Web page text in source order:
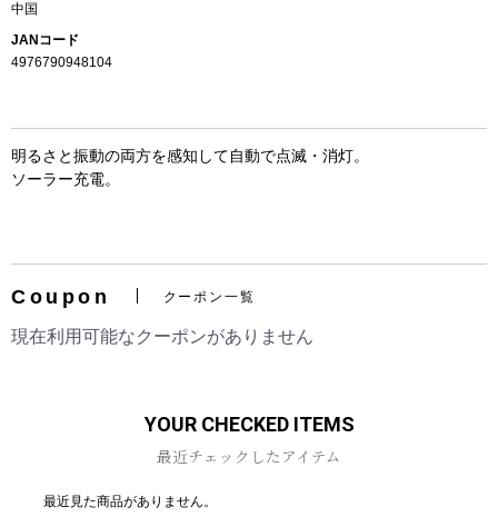
中国
JANコード
4976790948104
明るさと振動の両方を感知して自動で点滅・消灯。
ソーラー充電。
Coupon クーポン一覧
現在利用可能なクーポンがありません
YOUR CHECKED ITEMS
最近チェックしたアイテム
最近見た商品がありません。